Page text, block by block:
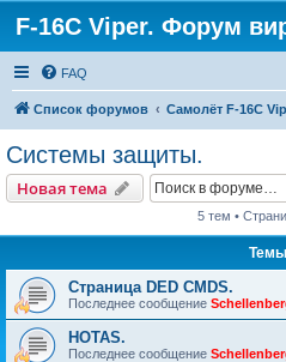
F-16C Viper. Форум
FAQ
Список форумов Самолёт F-16C
Системы защиты.
Новая тема
5 тем •
Темы
Страница DED CMDS.
Последнее сообщение
HOTAS.
Последнее сообщение